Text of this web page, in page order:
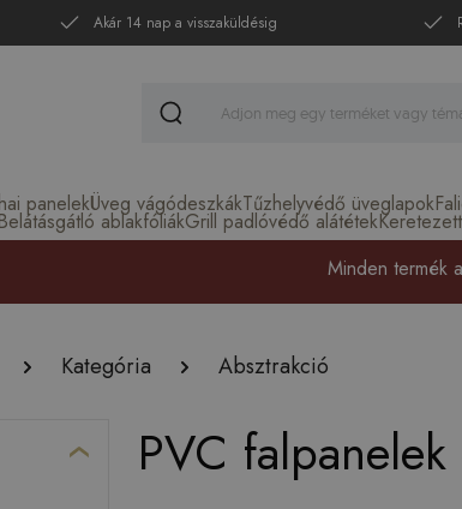
Akár 14 nap a visszaküldésig
panelekÜveg vágódeszkákTűzhelyvédő üveglapok
ablakfóliákGrill padlóvédő alátétek
Minden termék
Kategória Absztrakció
PVC